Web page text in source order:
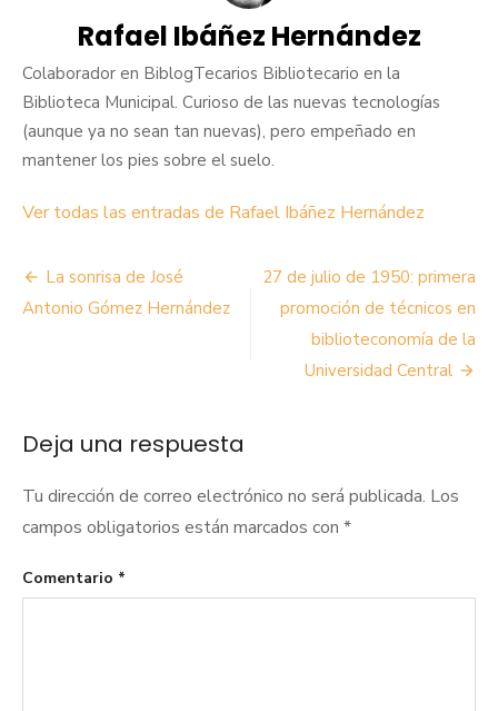
Rafael Ibáñez Hernández
Colaborador en BiblogTecarios Bibliotecario en la
Biblioteca Municipal. Curioso de las nuevas tecnologías
(aunque ya no sean tan nuevas), pero empeñado en
mantener los pies sobre el suelo.
Ver todas las entradas de Rafael Ibáñez Hernández
Navegación
de
La sonrisa de José
Antonio Gómez Hernández
27 de julio de 1950: primera
promoción de técnicos en
biblioteconomía de la
Universidad Central
Deja una respuesta
Tu dirección de correo electrónico no será publicada. Los
campos obligatorios están marcados con *
Comentario *